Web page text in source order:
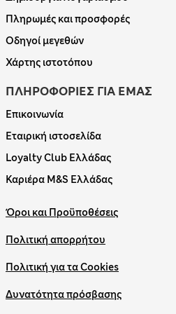
Πληρωμές και προσφορές
Οδηγοί μεγεθών
Χάρτης ιστοτόπου
ΠΛΗΡΟΦΟΡΙΕΣ ΓΙΑ ΕΜΑΣ
Επικοινωνία
Εταιρική ιστοσελίδα
Loyalty Club Ελλάδας
Καριέρα M&S Ελλάδας
Όροι και Προϋποθέσεις
Πολιτική απορρήτου
Πολιτική για τα Cookies
Δυνατότητα πρόσβασης